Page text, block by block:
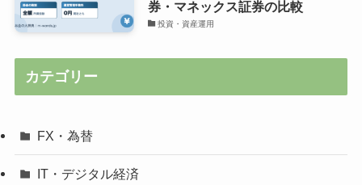
券・マネックス証券の比較
投資・資産運用
カテゴリー
FX・為替
IT・デジタル経済